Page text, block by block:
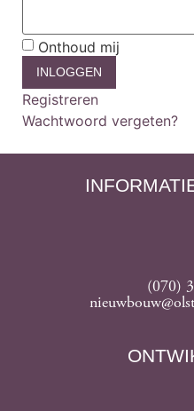
Onthoud mij
Registreren
Wachtwoord vergeten?
(070)